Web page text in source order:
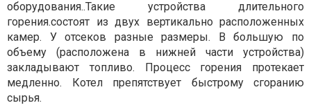
оборудования..Такие устройства длительного
горения.состоят из двух вертикально расположенных
камер. У отсеков разные размеры. В большую по
объему (расположена в нижней части устройства)
закладывают топливо. Процесс горения протекает
медленно. Котел препятствует быстрому сгоранию
сырья.